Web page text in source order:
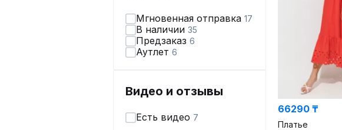
Мгновенная отправка 17
В наличии 35
Предзаказ 6
Аутлет 6
Видео и отзывы
Есть видео 7
66290 ₸
Платье